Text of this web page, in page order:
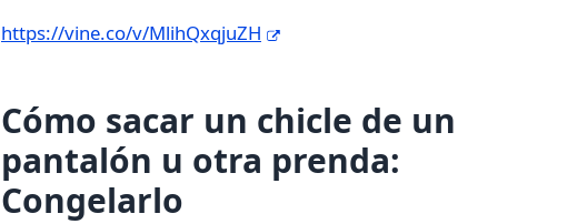
https://vine.co/v/MlihQxqjuZH
Cómo sacar un chicle de un
pantalón u otra prenda:
Congelarlo